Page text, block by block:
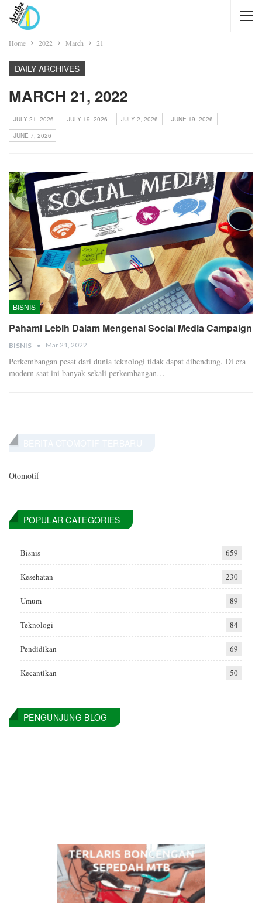
Home 2022 March 21
DAILY ARCHIVES
MARCH 21, 2022
JULY 21, 2026 JULY 19, 2026 JULY 2, 2026
JUNE 19, 2026
JUNE 7, 2026
BISNIS
Pahami Lebih Dalam Mengenai Social Media Campaign
BISNIS Mar 21, 2022
Perkembangan pesat dari dunia teknologi tidak dapat dibendung. Di era
modern saat ini banyak sekali perkembangan…
Otomotif
POPULAR CATEGORIES
Bisnis 659
Kesehatan 230
Umum 89
Teknologi 84
Pendidikan 69
Kecantikan 50
PENGUNJUNG BLOG